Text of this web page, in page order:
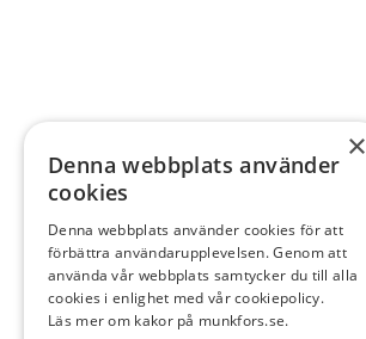
×
Denna webbplats använder
cookies
Denna webbplats använder cookies för att
förbättra användarupplevelsen. Genom att
använda vår webbplats samtycker du till alla
cookies i enlighet med vår cookiepolicy.
Läs mer om kakor på munkfors.se.